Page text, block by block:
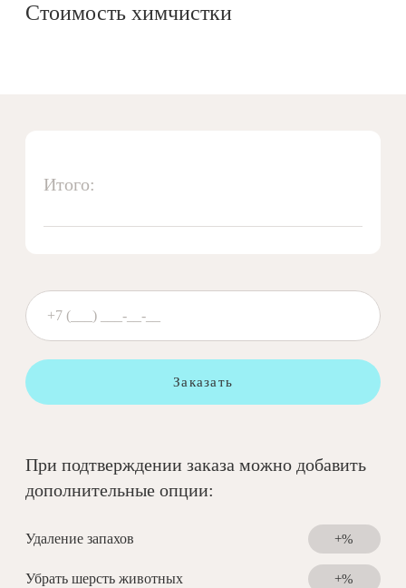
Стоимость химчистки
Итого:
Заказать
При подтверждении заказа можно добавить
дополнительные опции:
Удаление запахов +%
Убрать шерсть животных +%